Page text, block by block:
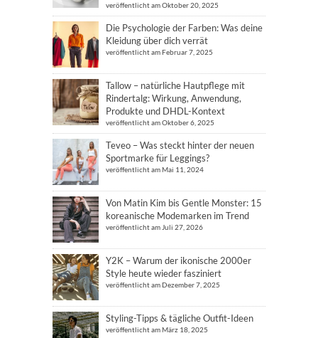
veröffentlicht am Oktober 20, 2025
Die Psychologie der Farben: Was deine
Kleidung über dich verrät
veröffentlicht am Februar 7, 2025
Tallow – natürliche Hautpflege mit
Rindertalg: Wirkung, Anwendung,
Produkte und DHDL-Kontext
veröffentlicht am Oktober 6, 2025
Teveo – Was steckt hinter der neuen
Sportmarke für Leggings?
veröffentlicht am Mai 11, 2024
Von Matin Kim bis Gentle Monster: 15
koreanische Modemarken im Trend
veröffentlicht am Juli 27, 2026
Y2K – Warum der ikonische 2000er
Style heute wieder fasziniert
veröffentlicht am Dezember 7, 2025
Styling-Tipps & tägliche Outfit-Ideen
veröffentlicht am März 18, 2025